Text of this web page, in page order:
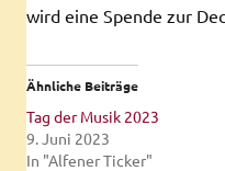
wird eine Spende zur
Ähnliche Beiträge
Tag der Musik 2023
9. Juni 2023
In "Alfener Ticker"